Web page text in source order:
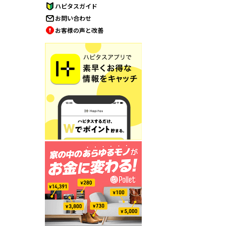
ハピタスガイド
お問い合わせ
お客様の声と改善